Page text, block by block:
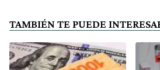
TAMBIÉN TE PUEDE